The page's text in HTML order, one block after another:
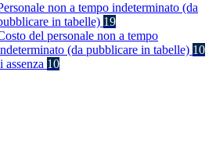
non a tempo indeterminato (da
in tabelle) 19
del personale non a tempo
(da pubblicare in tabelle) 10
assenza 10